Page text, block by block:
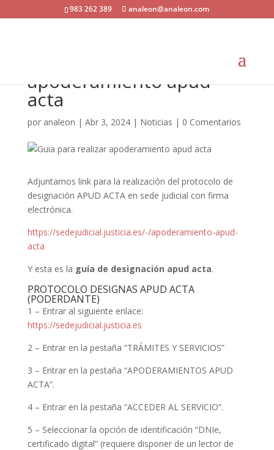
983 262 389 analeon@analeon.com
apoderamiento apud
acta
por analeon | Abr 3, 2024| Noticias | 0 Comentarios
Adjuntamos link para la realización del protocolo de
designación APUD ACTA en sede judicial con firma
electrónica.
https://sedejudicial.justicia.es/-/apoderamiento-apud-
acta
Y esta es la guía de designación apud acta.
PROTOCOLO DESIGNAS APUD ACTA
(PODERDANTE)
1 – Entrar al siguiente enlace:
https://sedejudicial.justicia.es
2 – Entrar en la pestaña “TRÁMITES Y SERVICIOS”
3 – Entrar en la pestaña “APODERAMIENTOS APUD
ACTA”.
4 – Entrar en la pestaña “ACCEDER AL SERVICIO”.
5 – Seleccionar la opción de identificación “DNIe,
certificado digital” (requiere disponer de un lector de